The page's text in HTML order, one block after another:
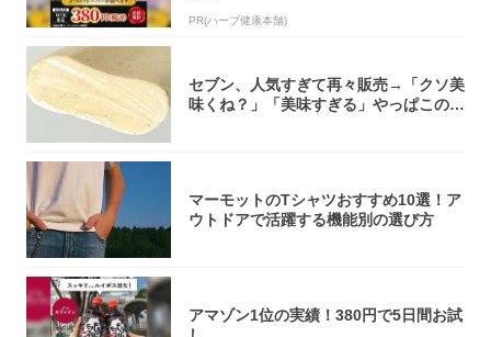
PR(ハーブ健康本舗)
セブン、人気すぎて再々販売→「クソ美
味くね？」「美味すぎる」やっぱこのク
マーモットのTシャツおすすめ10選！ア
ウトドアで活躍する機能別の選び方
アマゾン1位の実績！380円で5日間お試